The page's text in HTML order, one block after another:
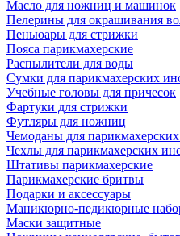
Масло для ножниц и машинок
Пелерины для окрашивания
Пеньюары для стрижки
Пояса парикмахерские
Распылители для воды
Сумки для парикмахерских
Учебные головы для причесок
Фартуки для стрижки
Футляры для ножниц
Чемоданы для
Чехлы для парикмахерских
Штативы парикмахерские
Парикмахерские бритвы
Подарки и аксессуары
Маникюрно-педикюрные
Маски защитные